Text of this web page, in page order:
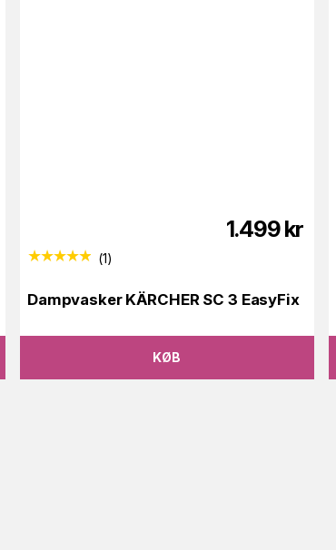
1.499kr
(1)
Dampvasker KÄRCHER SC 3 EasyFix
KØB